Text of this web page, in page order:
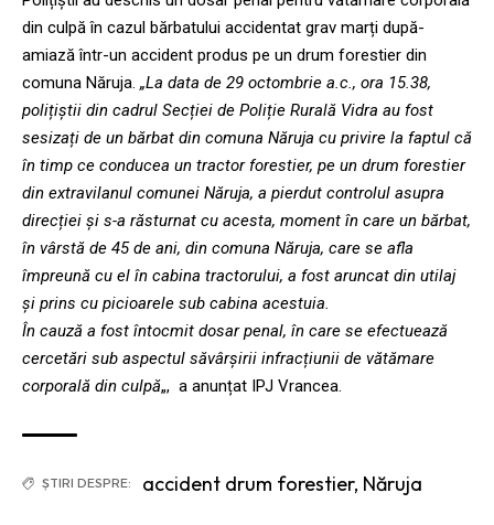
din culpă în cazul bărbatului accidentat grav marți după-
amiază într-un accident produs pe un drum forestier din
comuna Năruja. „La data de 29 octombrie a.c., ora 15.38,
polițiștii din cadrul Secției de Poliție Rurală Vidra au fost
sesizați de un bărbat din comuna Năruja cu privire la faptul că
în timp ce conducea un tractor forestier, pe un drum forestier
din extravilanul comunei Năruja, a pierdut controlul asupra
direcției și s-a răsturnat cu acesta, moment în care un bărbat,
în vârstă de 45 de ani, din comuna Năruja, care se afla
împreună cu el în cabina tractorului, a fost aruncat din utilaj
și prins cu picioarele sub cabina acestuia.
În cauză a fost întocmit dosar penal, în care se efectuează
cercetări sub aspectul săvârșirii infracțiunii de vătămare
corporală din culpă„, a anunțat IPJ Vrancea.
ȘTIRI DESPRE: accident drum forestier, Năruja